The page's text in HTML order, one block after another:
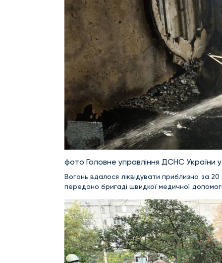
фото Головне управління ДСНС України у
Вогонь вдалося ліквідувати приблизно за
передано бригаді швидкої медичної